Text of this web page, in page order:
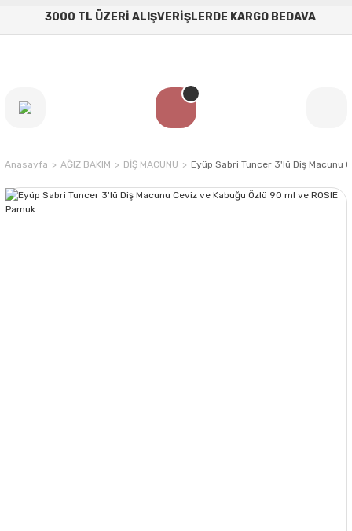
3000 TL ÜZERİ ALIŞVERİŞLERDE KARGO BEDAVA
Anasayfa AĞIZ BAKIM DİŞ MACUNU Eyüp Sabri Tuncer 3'lü Diş Macunu